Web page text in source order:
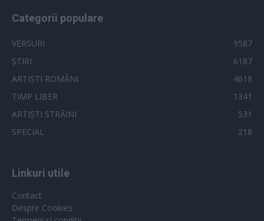
Categorii populare
VERSURI
9587
ȘTIRI
6187
ARTIȘTI ROMÂNI
4618
TIMP LIBER
1341
ARTIȘTI STRĂINI
531
SPECIAL
218
Linkuri utile
Contact
Despre Cookies